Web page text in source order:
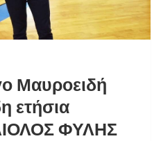
Μαυροειδή
ετήσια
ΦΥΛΗΣ